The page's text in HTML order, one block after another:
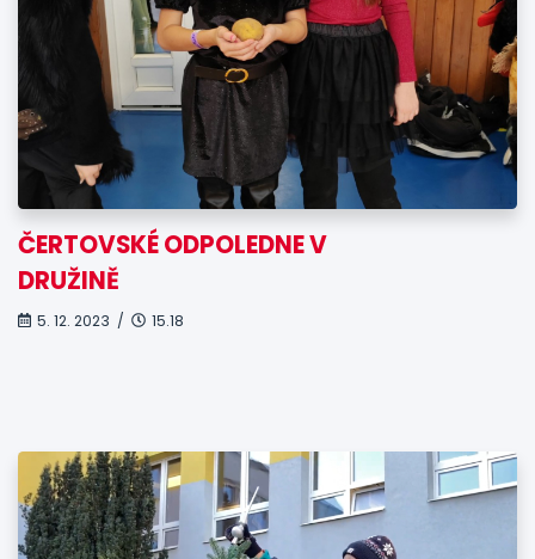
ČERTOVSKÉ ODPOLEDNE V
DRUŽINĚ
5. 12. 2023 / 15.18